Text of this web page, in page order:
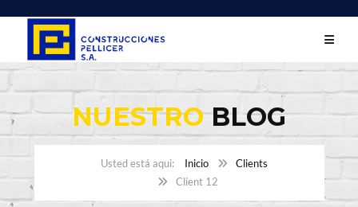
NUESTROBLOG
Inicio
Clients
Client 12